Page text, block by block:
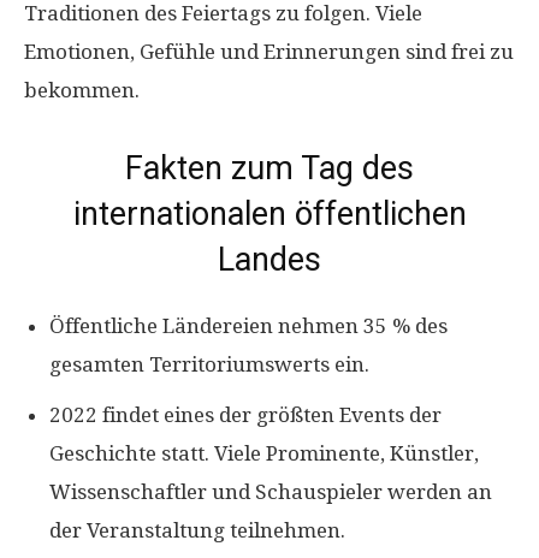
Traditionen des Feiertags zu folgen. Viele
Emotionen, Gefühle und Erinnerungen sind frei zu
bekommen.
Fakten zum Tag des
internationalen öffentlichen
Landes
Öffentliche Ländereien nehmen 35 % des
gesamten Territoriumswerts ein.
2022 findet eines der größten Events der
Geschichte statt. Viele Prominente, Künstler,
Wissenschaftler und Schauspieler werden an
der Veranstaltung teilnehmen.